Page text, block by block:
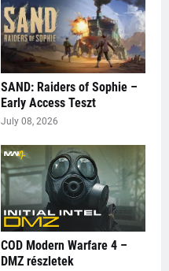
SAND: Raiders of Sophie –
Early Access Teszt
July 08, 2026
COD Modern Warfare 4 –
DMZ részletek